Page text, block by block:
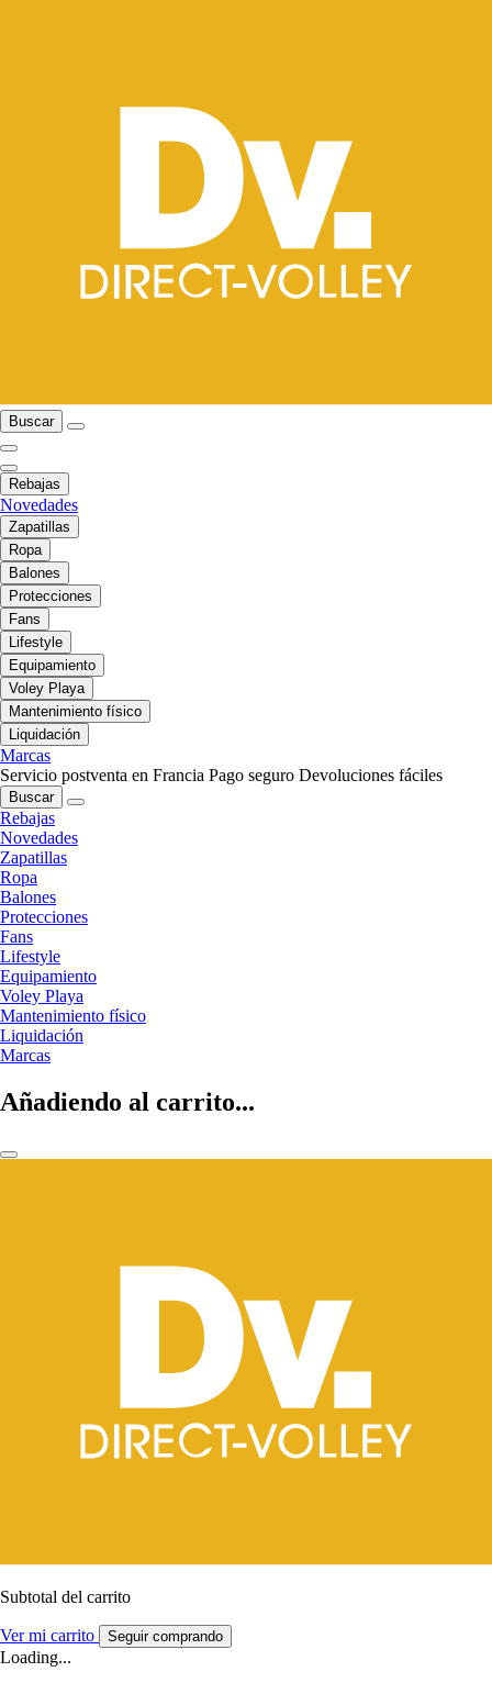
Buscar
Rebajas
Novedades
Zapatillas
Ropa
Balones
Protecciones
Fans
Lifestyle
Equipamiento
Voley Playa
Mantenimiento físico
Liquidación
Marcas
Servicio postventa en Francia Pago seguro Devoluciones fáciles
Buscar
Rebajas
Novedades
Zapatillas
Ropa
Balones
Protecciones
Fans
Lifestyle
Equipamiento
Voley Playa
Mantenimiento físico
Liquidación
Marcas
Añadiendo al carrito...
Subtotal del carrito
Ver mi carrito Seguir comprando
Loading...